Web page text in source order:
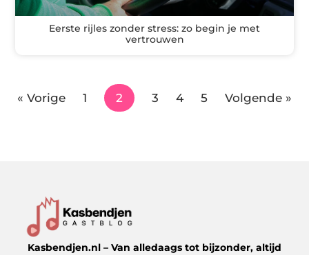
Eerste rijles zonder stress: zo begin je met
vertrouwen
« Vorige 1 2 3 4 5 Volgende »
Kasbendjen.nl – Van alledaags tot bijzonder, altijd